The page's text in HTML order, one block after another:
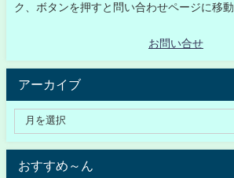
ク、ボタンを押すと問い合わせページに移動
お問い合せ
アーカイブ
おすすめ～ん